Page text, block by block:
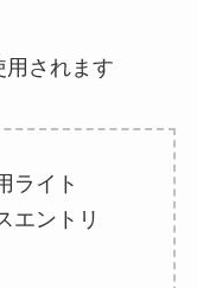
用されます
ライト
エントリ